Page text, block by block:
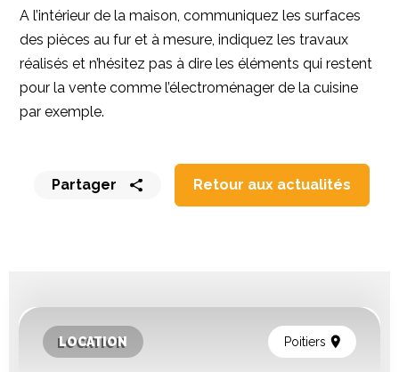
A l’intérieur de la maison, communiquez les surfaces
des pièces au fur et à mesure, indiquez les travaux
réalisés et n’hésitez pas à dire les éléments qui restent
pour la vente comme l’électroménager de la cuisine
par exemple.
Partager
Retour aux actualités
LOCATION Poitiers